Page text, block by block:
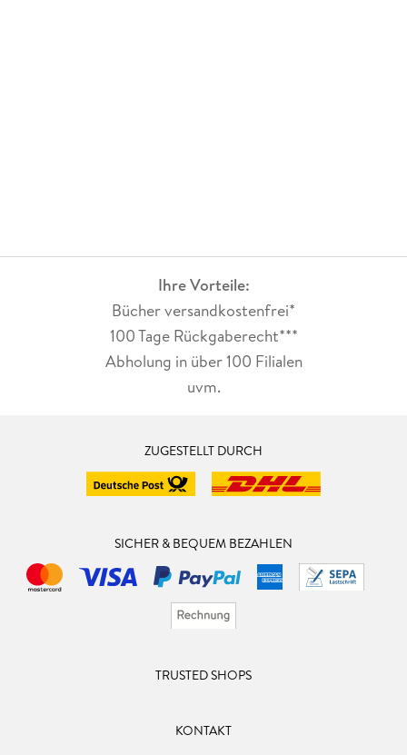
Ihre Vorteile:
Bücher versandkostenfrei*
100 Tage Rückgaberecht***
Abholung in über 100 Filialen
uvm.
ZUGESTELLT DURCH
SICHER & BEQUEM BEZAHLEN
TRUSTED SHOPS
KONTAKT